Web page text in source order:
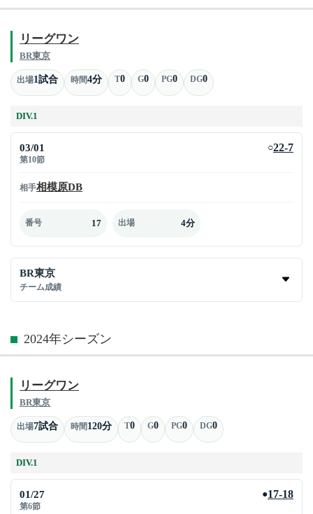
リーグワン
BR東京
出場1試合 時間4分 T0 G0 PG0 DG0
DIV.1
03/01
第10節
○22-7
相手相模原DB
番号 17 出場 4分
BR東京
チーム成績
2024年シーズン
リーグワン
BR東京
出場7試合 時間120分 T0 G0 PG0 DG0
DIV.1
01/27
第6節
●17-18